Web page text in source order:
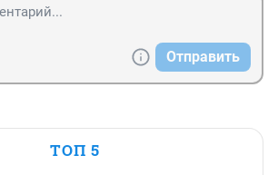
Отправить
ТОП 5